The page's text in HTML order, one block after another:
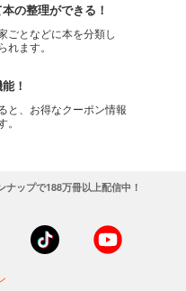
の整理ができる！
ごとなどに本を分類し
れます。
！
と、お得なクーポン情報
ップで188万冊以上配信中！